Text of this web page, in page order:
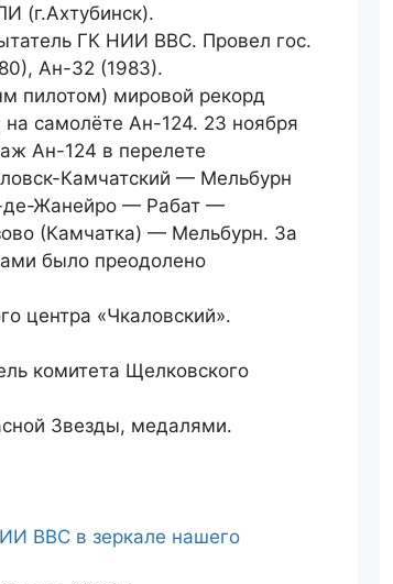
(г.Ахтубинск).
ГК НИИ ВВС. Провел гос.
Ан-32 (1983).
пилотом) мировой рекорд
самолёте Ан-124. 23 ноября
Ан-124 в перелете
Камчатский — Мельбурн
Жанейро — Рабат —
(Камчатка) — Мельбурн. За
было преодолено
центра «Чкаловский».
комитета Щелковского
Звезды, медалями.
ВВС в зеркале нашего